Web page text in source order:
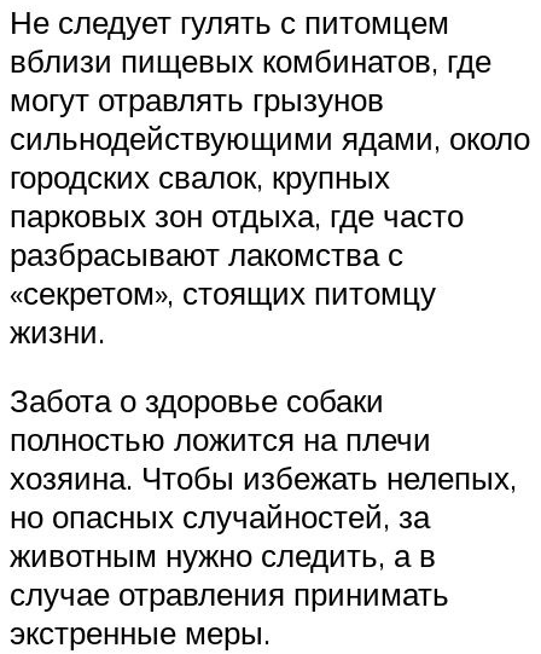
Не следует гулять с питомцем
вблизи пищевых комбинатов, где
могут отравлять грызунов
сильнодействующими ядами, около
городских свалок, крупных
парковых зон отдыха, где часто
разбрасывают лакомства с
«секретом», стоящих питомцу
жизни.
Забота о здоровье собаки
полностью ложится на плечи
хозяина. Чтобы избежать нелепых,
но опасных случайностей, за
животным нужно следить, а в
случае отравления принимать
экстренные меры.